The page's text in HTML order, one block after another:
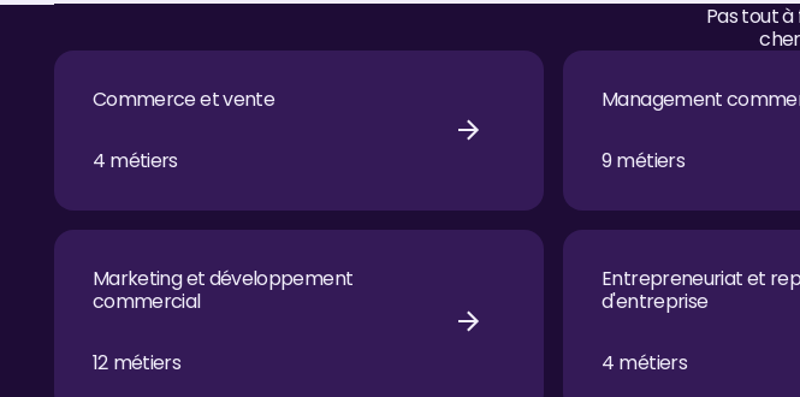
Pas tout
Commerce et vente
4 métiers
Management
9métiers
Marketing et développement
commercial
12 métiers
Entrepreneuriat et
d'entreprise
4 métiers